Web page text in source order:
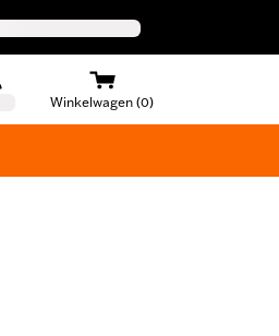
Winkelwagen (0)